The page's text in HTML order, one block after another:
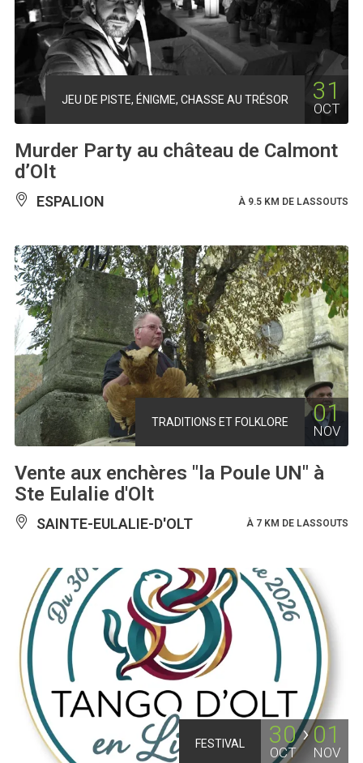
JEU DE PISTE, ÉNIGME, CHASSE AU TRÉSOR 31
OCT
Murder Party au château de Calmont
d’Olt
ESPALION À 9.5 KM DE LASSOUTS
TRADITIONS ET FOLKLORE 01
NOV
Vente aux enchères "la Poule UN" à
Ste Eulalie d'Olt
SAINTE-EULALIE-D'OLT À 7 KM DE LASSOUTS
FESTIVAL 30
OCT
01
NOV